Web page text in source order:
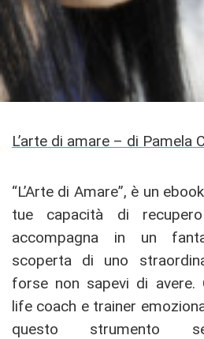
L’arte di amare – di Pamela
“L’Arte di Amare”, è un
tue capacità di
accompagna in un
scoperta di uno
forse non sapevi di avere.
life coach e trainer
questo strumento